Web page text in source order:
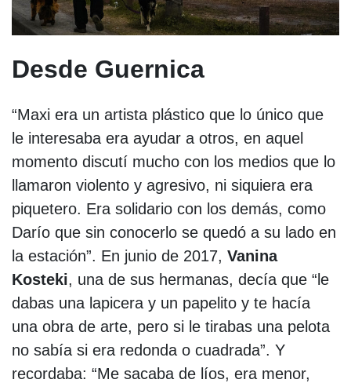
Desde Guernica
“Maxi era un artista plástico que lo único que
le interesaba era ayudar a otros, en aquel
momento discutí mucho con los medios que lo
llamaron violento y agresivo, ni siquiera era
piquetero. Era solidario con los demás, como
Darío que sin conocerlo se quedó a su lado en
la estación”. En junio de 2017, Vanina
Kosteki, una de sus hermanas, decía que “le
dabas una lapicera y un papelito y te hacía
una obra de arte, pero si le tirabas una pelota
no sabía si era redonda o cuadrada”. Y
recordaba: “Me sacaba de líos, era menor,